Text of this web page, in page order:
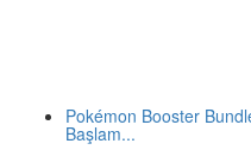
Pokémon Booster
Başlam...